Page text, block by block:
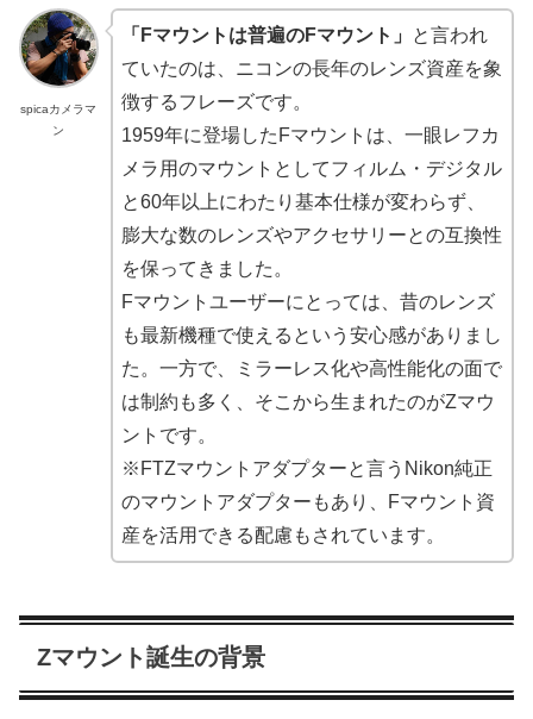
spicaカメラマ
ン
「Fマウントは普遍のFマウント」
と言われ
ていたのは、ニコンの長年のレンズ資産を象
徴するフレーズです。
1959年に登場したFマウントは、一眼レフカ
メラ用のマウントとしてフィルム・デジタル
と60年以上にわたり基本仕様が変わらず、
膨大な数のレンズやアクセサリーとの互換性
を保ってきました。
Fマウントユーザーにとっては、昔のレンズ
も最新機種で使えるという安心感がありまし
た。一方で、ミラーレス化や高性能化の面で
は制約も多く、そこから生まれたのがZマウ
ントです。
※FTZマウントアダプターと言うNikon純正
のマウントアダプターもあり、Fマウント資
産を活用できる配慮もされています。
Zマウント誕生の背景